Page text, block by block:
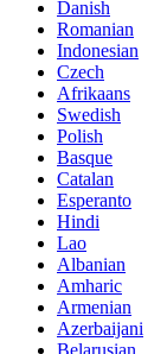
Danish
Romanian
Indonesian
Czech
Afrikaans
Swedish
Polish
Basque
Catalan
Esperanto
Hindi
Lao
Albanian
Amharic
Armenian
Azerbaijani
Belarusian